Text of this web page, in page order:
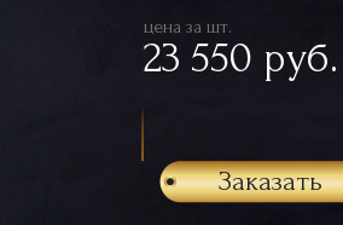
цена за шт.
23 550 руб.
Заказать